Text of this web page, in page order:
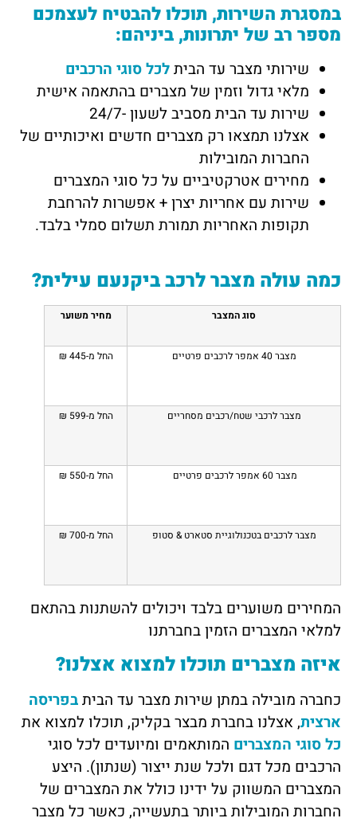
במסגרת השירות, תוכלו להבטיח לעצמכם
מספר רב של יתרונות, ביניהם:
שירותי מצבר עד הביתלכל סוגי הרכבים
מלאי גדול וזמין של מצברים בהתאמה אישית
שירות עד הבית מסביב לשעון -24/7
אצלנו תמצאו רק מצברים חדשים ואיכותיים של
החברות המובילות
מחירים אטרקטיביים על כל סוגי המצברים
שירות עם אחריות יצרן + אפשרות להרחבת
תקופות האחריות תמורת תשלום סמלי בלבד.
כמה עולה מצבר לרכב ביקנעם עילית?
סוג המצבר מחיר משוער
מצבר 40 אמפר לרכבים פרטיים החל מ-445 ₪
מצבר לרכבי שטח/רכבים מסחריים החל מ-599 ₪
מצבר 60 אמפר לרכבים פרטיים החל מ-550 ₪
מצבר לרכבים בטכנולוגיית סטארט & סטופ החל מ-700 ₪
המחירים משוערים בלבד ויכולים להשתנות בהתאם
למלאי המצברים הזמין בחברתנו
איזה מצברים תוכלו למצוא אצלנו?
כחברה מובילה במתן שירות מצבר עד הביתבפריסה
ארצית, אצלנו בחברת מבצר בקליק, תוכלו למצוא את
כל סוגי המצברים המותאמים ומיועדים לכל סוגי
הרכבים מכל דגם ולכל שנת ייצור (שנתון). היצע
המצברים המשווק על ידינו כולל את המצברים של
החברות המובילות ביותר בתעשייה, כאשר כל מצבר